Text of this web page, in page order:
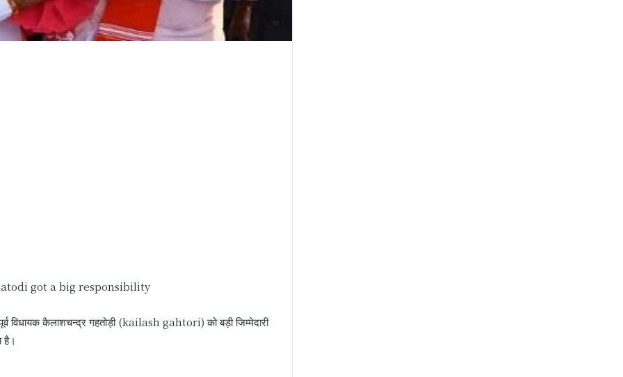
got a big responsibility
विधायक कैलाशचन्द्र गहतोड़ी (kailash gahtori) को बड़ी जिम्मेदारी
है।